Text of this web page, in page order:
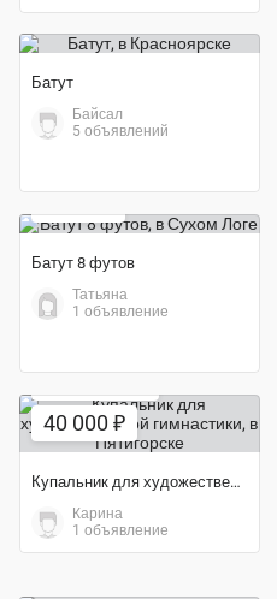
Батут
Байсал
5 объявлений
Батут 8 футов
Татьяна
1 объявление
40 000 ₽
Купальник для художественной гимнастики
Карина
1 объявление